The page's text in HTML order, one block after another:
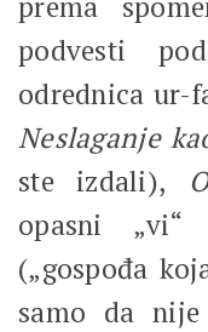
podvesti
odrednica ur-
Neslaganje
ste izdali),
opasni
(„gospođa
samo da